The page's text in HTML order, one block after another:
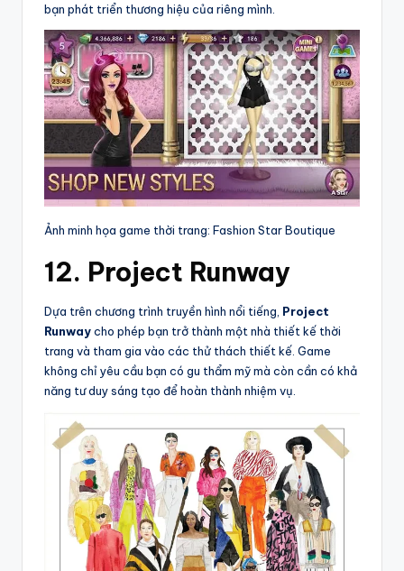
bạn phát triển thương hiệu của riêng mình.
Ảnh minh họa game thời trang: Fashion Star Boutique
12. Project Runway
Dựa trên chương trình truyền hình nổi tiếng, Project
Runwaycho phép bạn trở thành một nhà thiết kế thời
trang và tham gia vào các thử thách thiết kế. Game
không chỉ yêu cầu bạn có gu thẩm mỹ mà còn cần có khả
năng tư duy sáng tạo để hoàn thành nhiệm vụ.